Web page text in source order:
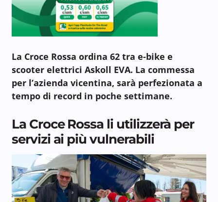
La Croce Rossa ordina 62 tra e-bike e
scooter elettrici Askoll EVA. La commessa
per l’azienda vicentina, sarà perfezionata a
tempo di record in poche settimane.
La Croce Rossa li utilizzerà per
servizi ai più vulnerabili